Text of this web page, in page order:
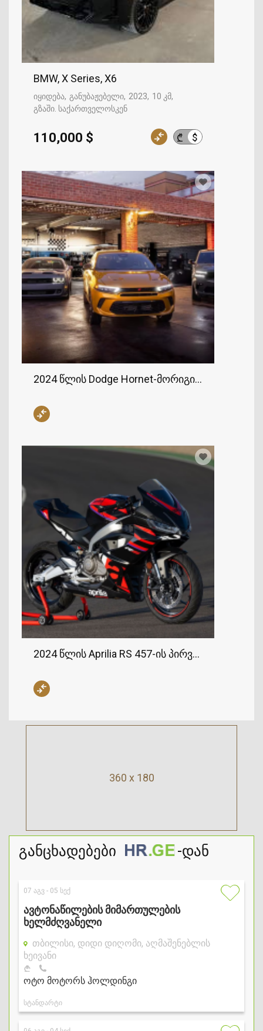
BMW, X Series, X6
იყიდება განუბაჟებელი 2023
10 კმ
გზაში. საქართველოსკენ
₾ $
110,000 $
2024 წლის Dodge Hornet-მორიგი
2024 წლის Aprilia RS 457-ის პირველი იერსახე
360 x 180